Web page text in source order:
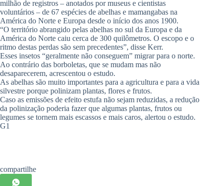
milhão de registros – anotados por museus e cientistas
voluntários – de 67 espécies de abelhas e mamangabas na
América do Norte e Europa desde o início dos anos 1900.
“O território abrangido pelas abelhas no sul da Europa e da
América do Norte caiu cerca de 300 quilômetros. O escopo e o
ritmo destas perdas são sem precedentes”, disse Kerr.
Esses insetos “geralmente não conseguem” migrar para o norte.
Ao contrário das borboletas, que se mudam mas não
desaparecerem, acrescentou o estudo.
As abelhas são muito importantes para a agricultura e para a vida
silvestre porque polinizam plantas, flores e frutos.
Caso as emissões de efeito estufa não sejam reduzidas, a redução
da polinização poderia fazer que algumas plantas, frutos ou
legumes se tornem mais escassos e mais caros, alertou o estudo.
G1
compartilhe